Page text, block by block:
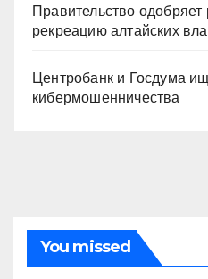
Правительство
рекреацию алтайских
Центробанк и Госдума
кибермошенничества
You missed